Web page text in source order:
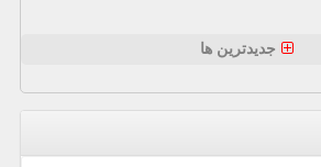
جدیدترین ها